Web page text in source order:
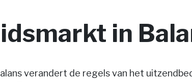
in
verandert de regels van het